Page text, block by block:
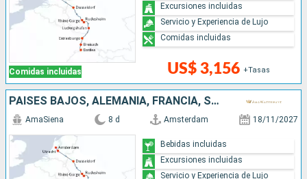
Comidas incluidas US$ 3,156 +Tasas
Excursiones incluidas
Servicio y Experiencia de Lujo
Comidas incluidas
PAISES BAJOS, ALEMANIA, FRANCIA, SUIZA
AmaSiena 8 d Amsterdam 18/11/2027
Bebidas incluidas
Excursiones incluidas
Servicio y Experiencia de Lujo